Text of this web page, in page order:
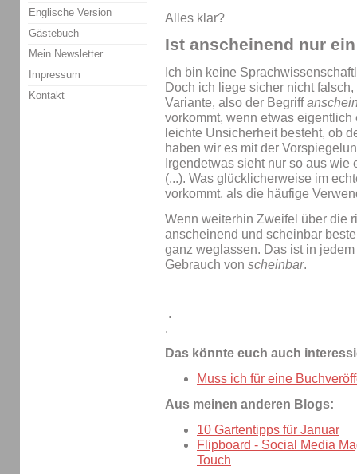
Alles klar?
Ist anscheinend nur
Ich bin keine
Doch ich liege sicher nicht
Variante, also der Begriff
vorkommt, wenn etwas
leichte Unsicherheit besteht, ob
haben wir es mit der
Irgendetwas sieht nur so aus
(...). Was glücklicherweise im
vorkommt, als die häufige
Wenn weiterhin Zweifel über die
anscheinend und scheinbar
ganz weglassen. Das ist in
Gebrauch von scheinbar.
.
.
Das könnte euch auch
Muss ich für eine
Aus meinen anderen Blogs:
10 Gartentipps für Januar
Flipboard - Social Media
Touch
Englische Version
Gästebuch
Mein Newsletter
Impressum
Kontakt